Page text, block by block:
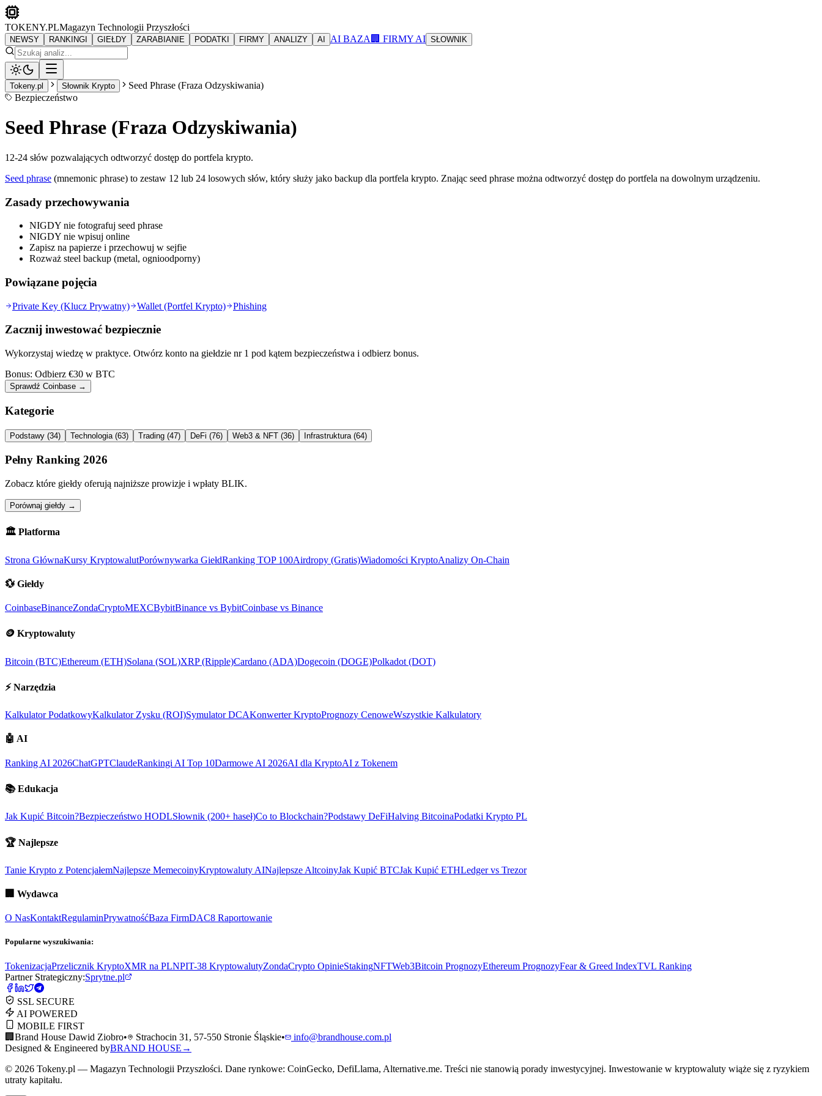
TOKENY.PLMagazyn Technologii Przyszłości
NEWSY RANKINGI GIEŁDY ZARABIANIE PODATKI FIRMY ANALIZY AI AI BAZA 🏢 FIRMY AI SŁOWNIK
Tokeny.pl Słownik Krypto
Seed Phrase (Fraza Odzyskiwania)
Bezpieczeństwo
Seed Phrase (Fraza Odzyskiwania)
12-24 słów pozwalających odtworzyć dostęp do portfela krypto.
Seed phrase (mnemonic phrase) to zestaw 12 lub 24 losowych słów, który służy jako backup dla portfela krypto. Znając seed phrase można odtworzyć dostęp do portfela na dowolnym urządzeniu.
Zasady przechowywania
NIGDY nie fotografuj seed phrase
NIGDY nie wpisuj online
Zapisz na papierze i przechowuj w sejfie
Rozważ steel backup (metal, ognioodporny)
Powiązane pojęcia
Private Key (Klucz Prywatny) Wallet (Portfel Krypto) Phishing
Zacznij inwestować bezpiecznie
Wykorzystaj wiedzę w praktyce. Otwórz konto na giełdzie nr 1 pod kątem bezpieczeństwa i odbierz bonus.
Bonus: Odbierz €30 w BTC
Sprawdź Coinbase →
Kategorie
Podstawy (34) Technologia (63) Trading (47) DeFi (76) Web3 & NFT (36) Infrastruktura (64)
Pełny Ranking 2026
Zobacz które giełdy oferują najniższe prowizje i wpłaty BLIK.
Porównaj giełdy →
🏛️ Platforma
Strona GłównaKursy KryptowalutPorównywarka GiełdRanking TOP 100Airdropy (Gratis)Wiadomości KryptoAnalizy On-Chain
💱 Giełdy
CoinbaseBinanceZondaCryptoMEXCBybitBinance vs BybitCoinbase vs Binance
🪙 Kryptowaluty
Bitcoin (BTC)Ethereum (ETH)Solana (SOL)XRP (Ripple)Cardano (ADA)Dogecoin (DOGE)Polkadot (DOT)
⚡ Narzędzia
Kalkulator PodatkowyKalkulator Zysku (ROI)Symulator DCAKonwerter KryptoPrognozy CenoweWszystkie Kalkulatory
🤖 AI
Ranking AI 2026ChatGPTClaudeRankingi AI Top 10Darmowe AI 2026AI dla KryptoAI z Tokenem
📚 Edukacja
Jak Kupić Bitcoin?Bezpieczeństwo HODLSłownik (200+ haseł)Co to Blockchain?Podstawy DeFiHalving BitcoinaPodatki Krypto PL
🏆 Najlepsze
Tanie Krypto z PotencjałemNajlepsze MemecoinyKryptowaluty AINajlepsze AltcoinyJak Kupić BTCJak Kupić ETHLedger vs Trezor
🏢 Wydawca
O NasKontaktRegulaminPrywatnośćBaza FirmDAC8 Raportowanie
Popularne wyszukiwania:
TokenizacjaPrzelicznik KryptoXMR na PLNPIT-38 KryptowalutyZondaCrypto OpinieStakingNFTWeb3Bitcoin PrognozyEthereum PrognozyFear & Greed IndexTVL Ranking
Partner Strategiczny:Sprytne.pl
SSL SECURE
AI POWERED
MOBILE FIRST
🏢 Brand House Dawid Ziobro• Strachocin 31, 57-550 Stronie Śląskie•
info@brandhouse.com.pl
Designed & Engineered byBRAND HOUSE →
© 2026 Tokeny.pl — Magazyn Technologii Przyszłości. Dane rynkowe: CoinGecko, DefiLlama, Alternative.me. Treści nie stanowią porady inwestycyjnej. Inwestowanie w kryptowaluty wiąże się z ryzykiem
utraty kapitału.